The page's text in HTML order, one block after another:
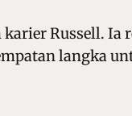
Russell.
langka